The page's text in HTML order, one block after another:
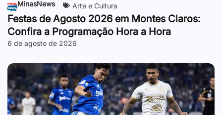
MinasNews Arte e Cultura
Festas de Agosto 2026 em Montes Claros:
Confira a Programação Hora a Hora
6 de agosto de 2026